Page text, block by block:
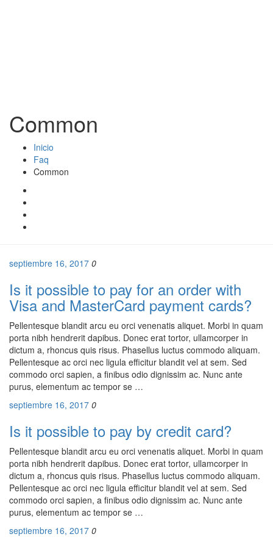
Common
Inicio
Faq
Common
septiembre 16, 2017 0
Is it possible to pay for an order with
Visa and MasterCard payment cards?
Pellentesque blandit arcu eu orci venenatis aliquet. Morbi in quam
porta nibh hendrerit dapibus. Donec erat tortor, ullamcorper in
dictum a, rhoncus quis risus. Phasellus luctus commodo aliquam.
Pellentesque ac orci nec ligula efficitur blandit vel at sem. Sed
commodo orci sapien, a finibus odio dignissim ac. Nunc ante
purus, elementum ac tempor se …
septiembre 16, 2017 0
Is it possible to pay by credit card?
Pellentesque blandit arcu eu orci venenatis aliquet. Morbi in quam
porta nibh hendrerit dapibus. Donec erat tortor, ullamcorper in
dictum a, rhoncus quis risus. Phasellus luctus commodo aliquam.
Pellentesque ac orci nec ligula efficitur blandit vel at sem. Sed
commodo orci sapien, a finibus odio dignissim ac. Nunc ante
purus, elementum ac tempor se …
septiembre 16, 2017 0